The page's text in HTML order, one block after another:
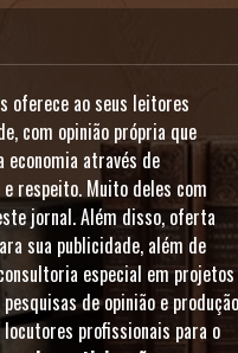
oferece ao seus leitores
com opinião própria que
através de
respeito. Muito deles com
jornal. Além disso, oferta
sua publicidade, além de
especial em projetos
de opinião e produção
profissionais para o